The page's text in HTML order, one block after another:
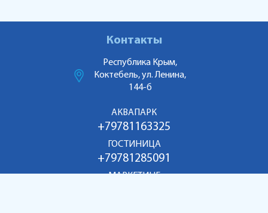
Контакты
Республика Крым,
Коктебель, ул. Ленина,
144-б
АКВАПАРК
+79781163325
ГОСТИНИЦА
+79781285091
МАРКЕТИНГ